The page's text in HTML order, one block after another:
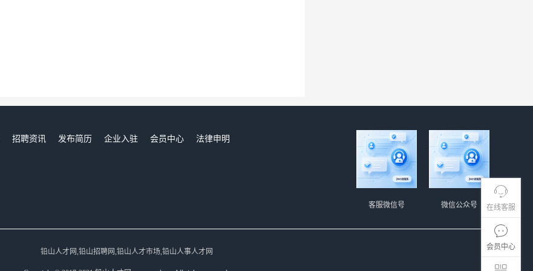
在线客服
会员中心
招聘资讯 发布简历 企业入驻 会员中心
法律申明
微信公众号
客服微信号
铅山人才网,铅山招聘网,铅山人才市场,铅山人事人才网